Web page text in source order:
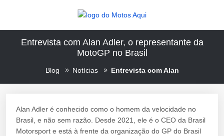
Entrevista com Alan Adler, o representante da
MotoGP no Brasil
Blog Notícias Entrevista com Alan
Alan Adler é conhecido como o homem da velocidade no
Brasil, e não sem razão. Desde 2021, ele é o CEO da Brasil
Motorsport e está à frente da organização do GP do Brasil